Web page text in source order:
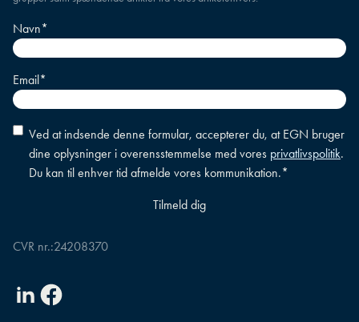
Navn*
Email*
Accepter
betingelser*
Ved at indsende denne formular, accepterer du, at EGN bruger
dine oplysninger i overensstemmelse med vores privatlivspolitik.
Du kan til enhver tid afmelde vores kommunikation.*
CVR nr.:24208370
LinkedinFacebook